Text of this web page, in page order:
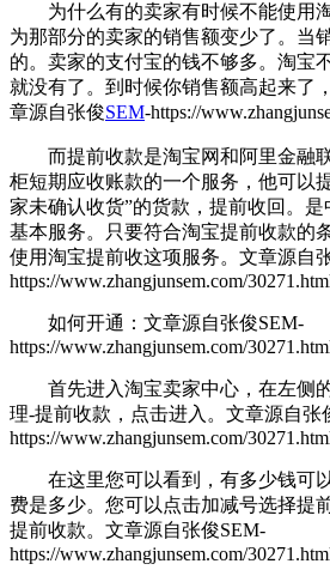
为什么有的卖家有时候不能使用淘
为那部分的卖家的销售额变少了。当
的。卖家的支付宝的钱不够多。淘宝
就没有了。到时候你销售额高起来了
章源自张俊SEM-https://
而提前收款是淘宝网和阿里金融
柜短期应收账款的一个服务，他可以
家未确认收货”的货款，提前收回。
基本服务。只要符合淘宝提前收款的
使用淘宝提前收这项服务。 文章源自
https://www.zhangjunsem.com/
如何开通： 文章源自张俊SEM-
https://www.zhangjunsem.com/
首先进入淘宝卖家中心，在左侧
理-提前收款，点击进入。 文章源自张
https://www.zhangjunsem.com/
在这里您可以看到，有多少钱可
费是多少。您可以点击加减号选择提
提前收款。 文章源自张俊SEM-
https://www.zhangjunsem.com/